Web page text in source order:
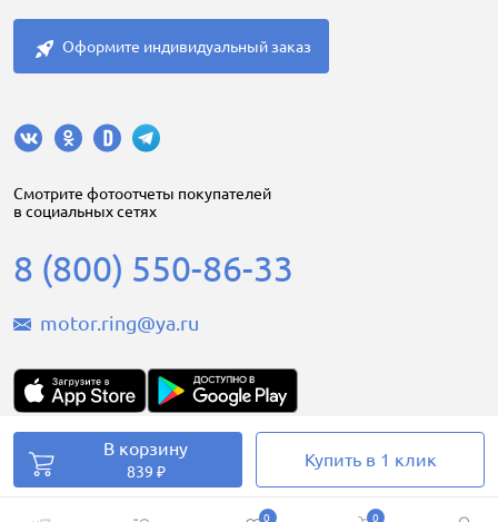
0 0
В корзину
839 ₽
Купить в 1 клик
Оформите индивидуальный заказ
Cмотрите фотоотчеты покупателей
в социальных сетях
8 (800) 550-86-33
motor.ring@ya.ru
Motorring.ru © 2008-2026